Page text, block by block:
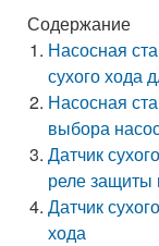
Содержание
Насосная
сухого хода
Насосная
выбора
Датчик
реле защиты
Датчик
хода